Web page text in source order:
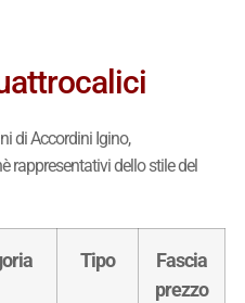
di Accordini Igino,
rappresentativi dello stile del
Tipo
Fascia
prezzo